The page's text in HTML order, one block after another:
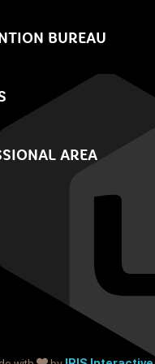
BUREAU
AREA